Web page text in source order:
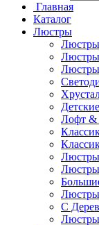
Главная
Каталог
Люстры
Лофт &
С